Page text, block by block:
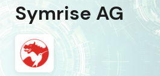
Symrise AG